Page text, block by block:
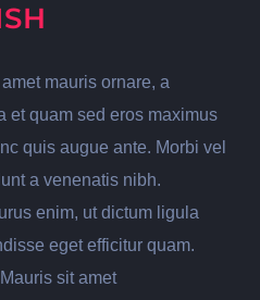
mauris ornare, a
et quam sed eros maximus
quis augue ante. Morbi vel
a venenatis nibh.
enim, ut dictum ligula
eget efficitur quam.
sit amet